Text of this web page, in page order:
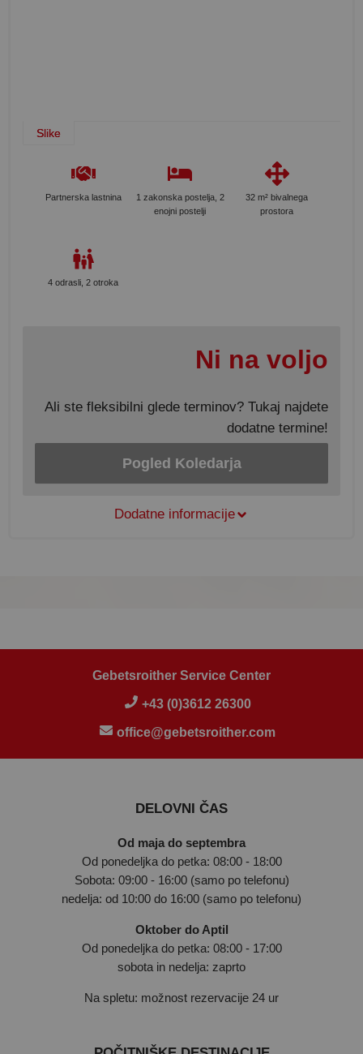
Slike
Partnerska lastnina
1 zakonska postelja, 2
enojni postelji
32 m² bivalnega
prostora
4 odrasli, 2 otroka
Ni na voljo
Ali ste fleksibilni glede terminov? Tukaj najdete
dodatne termine!
Pogled Koledarja
Dodatne informacije
Gebetsroither Service Center
+43 (0)3612 26300
office@gebetsroither.com
DELOVNI ČAS
Od maja do septembra
Od ponedeljka do petka: 08:00 - 18:00
Sobota: 09:00 - 16:00 (samo po telefonu)
nedelja: od 10:00 do 16:00 (samo po telefonu)
Oktober do Aptil
Od ponedeljka do petka: 08:00 - 17:00
sobota in nedelja: zaprto
Na spletu: možnost rezervacije 24 ur